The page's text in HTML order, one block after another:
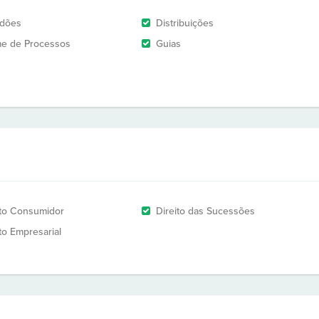
Distribuições
de Processos
Guias
Consumidor
Direito das Sucessões
Empresarial